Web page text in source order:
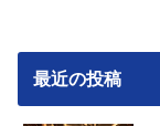
最近の投稿